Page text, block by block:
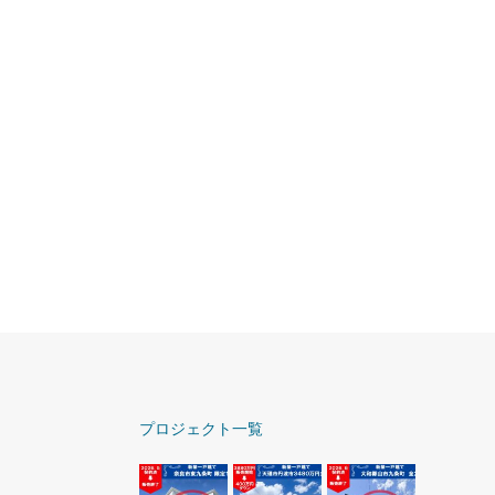
プロジェクト一覧